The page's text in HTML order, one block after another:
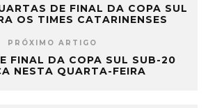
DE FINAL DA COPA SUL
OS TIMES CATARINENSES
PRÓXIMO ARTIGO
FINAL DA COPA SUL SUB-20
NESTA QUARTA-FEIRA